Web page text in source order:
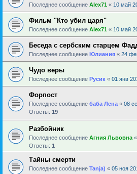
Последнее сообщение Alex71 « 10 май
Фильм "Кто убил царя"
Последнее сообщение Alex71 « 10 май
Беседа с сербским старцем
Последнее сообщение Юлиания « 24
Чудо веры
Последнее сообщение Русик « 01 янв
Форпост
Последнее сообщение баба Лена « 08
Ответы: 19
Разбойник
Последнее сообщение Агния Львовна «
Ответы: 1
Тайны смерти
Последнее сообщение Tanja) « 05 ноя